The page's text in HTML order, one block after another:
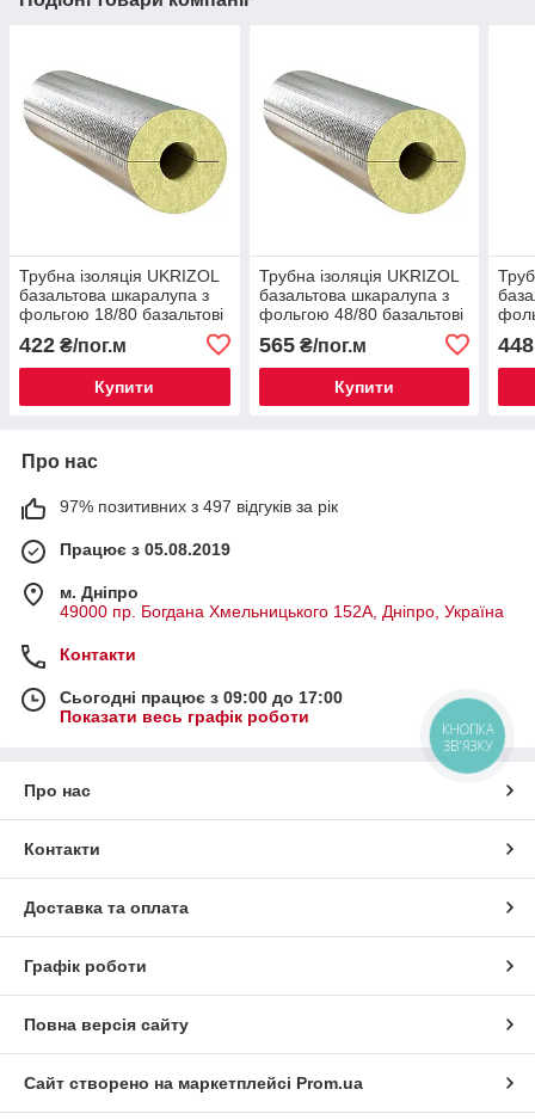
Трубна ізоляція UKRIZOL
базальтова шкаралупа з
фольгою 18/80 базальтові
422 ₴/пог.м
Купити
Трубна ізоляція UKRIZOL
базальтова шкаралупа з
фольгою 48/80 базальтові
565₴/пог.м
Купити
448
Про нас
97% позитивних з 497 відгуків за рік
Працює з 05.08.2019
м. Дніпро
49000 пр. Богдана Хмельницького 152А, Дніпро, Україна
Контакти
Сьогодні працює з 09:00 до 17:00
Показати весь графік роботи
Про нас
Контакти
Доставка та оплата
Графік роботи
Повна версія сайту
Сайт створено на маркетплейсі Prom.ua
КНОПКА
ЗВ'ЯЗКУ